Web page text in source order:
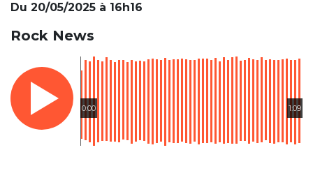
Du 20/05/2025 à 16h16
Rock News
0:00 1:09